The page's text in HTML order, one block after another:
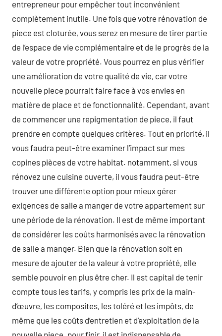
entrepreneur pour empêcher tout inconvénient
complètement inutile. Une fois que votre rénovation de
piece est cloturée, vous serez en mesure de tirer partie
de l’espace de vie complémentaire et de le progrès de la
valeur de votre propriété. Vous pourrez en plus vérifier
une amélioration de votre qualité de vie, car votre
nouvelle piece pourrait faire face à vos envies en
matière de place et de fonctionnalité. Cependant, avant
de commencer une repigmentation de piece, il faut
prendre en compte quelques critères. Tout en priorité, il
vous faudra peut-être examiner l’impact sur mes
copines pièces de votre habitat. notamment, si vous
rénovez une cuisine ouverte, il vous faudra peut-être
trouver une différente option pour mieux gérer
exigences de salle a manger de votre appartement sur
une période de la rénovation. Il est de même important
de considérer les coûts harmonisés avec la rénovation
de salle a manger. Bien que la rénovation soit en
mesure de ajouter de la valeur à votre propriété, elle
semble pouvoir en plus être cher. Il est capital de tenir
compte tous les tarifs, y compris les prix de la main-
d’œuvre, les composites, les toléré et les impôts, de
même que les coûts d’entretien et d’exploitation de la